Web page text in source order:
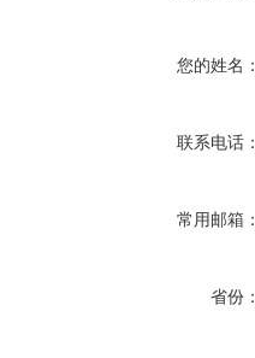
您的姓名：
联系电话：
常用邮箱：
省份：